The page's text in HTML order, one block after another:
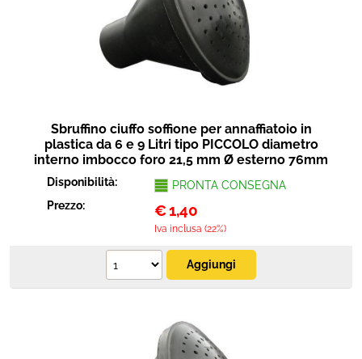
Protezione
Pet Store
Ricambi
Sbruffino ciuffo soffione per annaffiatoio in
plastica da 6 e 9 Litri tipo PICCOLO diametro
interno imbocco foro 21,5 mm Ø esterno 76mm
Disponibilità:
PRONTA CONSEGNA
Prezzo:
€1,40
Iva inclusa (22%)